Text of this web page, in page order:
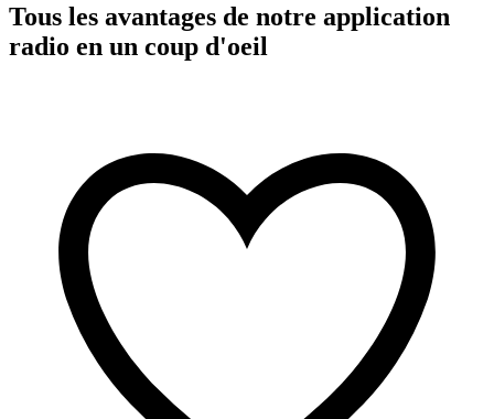
Tous les avantages de notre application
radio en un coup d'oeil